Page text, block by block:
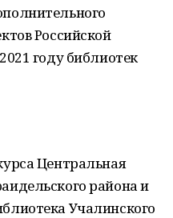
Российской
году библиотек
Центральная
района и
Учалинского